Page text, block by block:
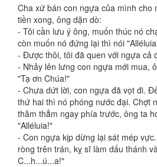
Cha xứ bán con ngựa của mình cho
tiền xong, ông dặn dò:
- Tôi cần lưu ý ông, muốn thúc nó
còn muốn nó đứng lại thì nói
- Được thôi, tôi đã quen với ngựa cả
- Nhảy lên lưng con ngựa mới mua,
"Tạ ơn Chúa!"
- Chưa dứt lời, con ngựa đã vọt đi.
thứ hai thì nó phóng nước đại. Chợt
thăm thẳm ngay phía trước, ông ta
"Alléluia!"
- Con ngựa kịp dừng lại sát mép
ròng trên trán, kỵ sĩ làm dấu thánh
C...h...ú...a!"